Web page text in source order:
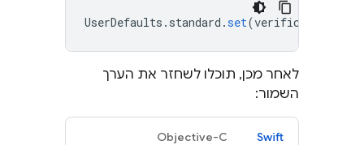
UserDefaults . standard .set(verificationID
לאחר מכן, תוכלו לשחזר את הערך
השמור:
Swift
Objective-C